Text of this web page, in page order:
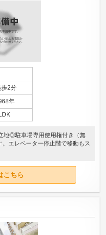
歩2分
年
地◎駐車場専用使用権付き（無
エレベーター停止階で移動もス
こちら